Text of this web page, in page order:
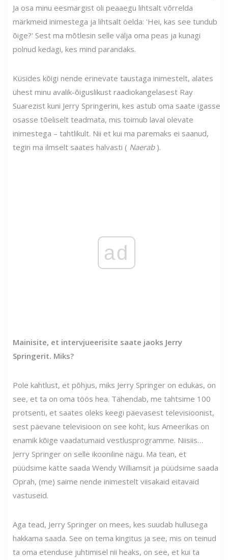
Ja osa minu eesmärgist oli peaaegu lihtsalt võrrelda
märkmeid inimestega ja lihtsalt öelda: 'Hei, kas see tundub
õige?' Sest ma mõtlesin selle välja oma peas ja kunagi
polnud kedagi, kes mind parandaks.
Küsides kõigi nende erinevate taustaga inimestelt, alates
ühest minu avalik-õiguslikust raadiokangelasest Ray
Suarezist kuni Jerry Springerini, kes astub oma saate igasse
osasse tõeliselt teadmata, mis toimub laval olevate
inimestega – tahtlikult. Nii et kui ma paremaks ei saanud,
tegin ma ilmselt saates halvasti ( Naerab).
ad
Mainisite, et intervjueerisite saate jaoks Jerry
Springerit. Miks?
Pole kahtlust, et põhjus, miks Jerry Springer on edukas, on
see, et ta on oma töös hea. Tähendab, me tahtsime 100
protsenti, et saates oleks keegi päevasest televisioonist,
sest päevane televisioon on see koht, kus Ameerikas on
enamik kõige vaadatumaid vestlusprogramme. Niisiis…
Jerry Springer on selle ikooniline nägu. Ma tean, et
püüdsime kätte saada Wendy Williamsit ja püüdsime saada
Oprah, (me) saime nende inimestelt viisakaid eitavaid
vastuseid.
Aga tead, Jerry Springer on mees, kes suudab hullusega
hakkama saada. See on tema kingitus ja see, mis on teinud
ta oma etenduse juhtimisel nii heaks, on see, et kui ta